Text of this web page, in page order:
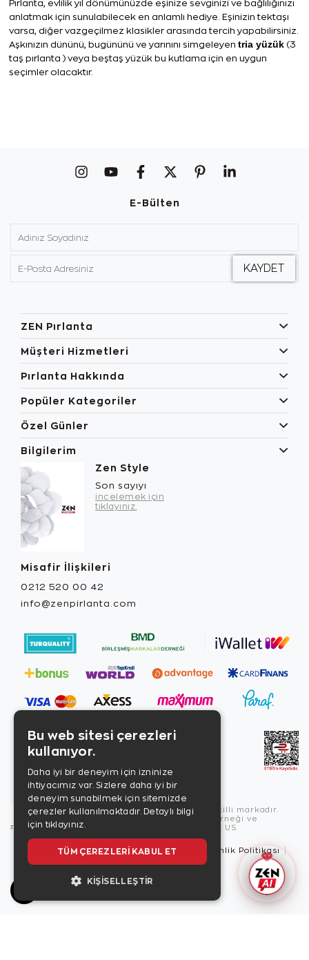
Pırlanta, evlilik yıl dönümünüzde eşinize sevginizi ve bağlılığınızı
anlatmak için sunulabilecek en anlamlı hediye. Eşinizin tektaşı
varsa, diğer vazgeçilmez klasikler arasında tercih yapabilirsiniz.
Aşkınızın dününü, bugününü ve yarınını simgeleyen tria yüzük (3
taş pırlanta ) veya beştaş yüzük bu kutlama için en uygun
seçimler olacaktır.
E-Bülten
ZEN Pırlanta
Müşteri Hizmetleri
Pırlanta Hakkında
Popüler Kategoriler
Özel Günler
Bilgilerim
Zen Style
Son sayıyı
incelemek için
tıklayınız.
Misafir İlişkileri
0212 520 00 42
info@zenpirlanta.com
Copyright © 2026, Zen Diamond tescilli markadır.
Zen Diamond Birleşmiş Markalar Derneği ve
Turquality Destek Programı üyesidir. US
Kullanım Şartları Gizlilik İlkeleri
Güvenlik Politikası
Bu web sitesi çerezleri
kullanıyor.
Daha iyi bir deneyim için izninize
ihtiyacımız var. Sizlere daha iyi bir
deneyim sunabilmek için sitemizde
çerezler kullanılmaktadır. Detaylı bilgi
için tıklayınız.
TÜM ÇEREZLERI KABUL ET
KIŞISELLEŞTIR